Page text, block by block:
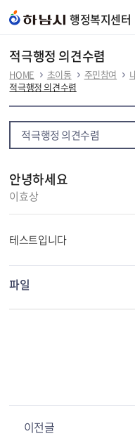
행정복지센터
적극행정 의견수렴
HOME 초이동 주민참여
적극행정 의견수렴
적극행정 의견수렴
안녕하세요
이효상
테스트입니다
파일
이전글